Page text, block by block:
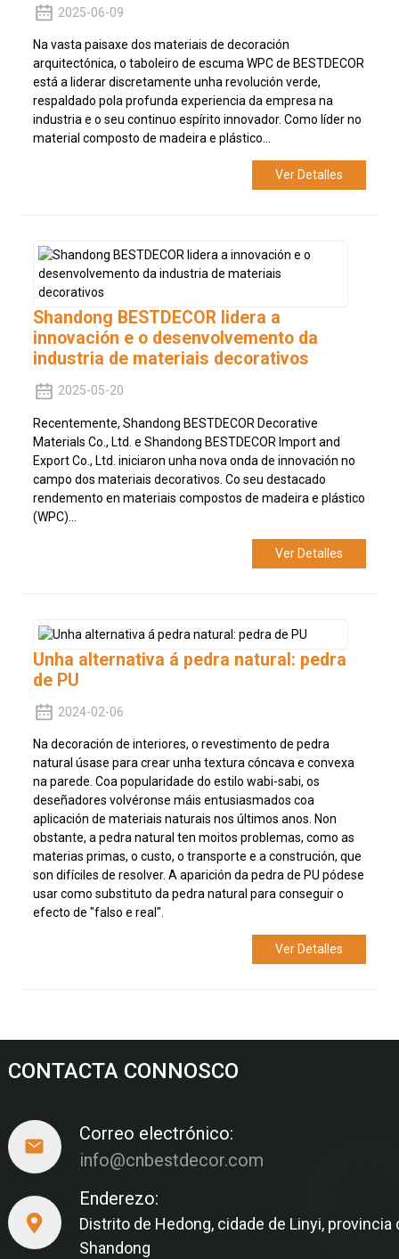
2025-06-09
Na vasta paisaxe dos materiais de decoración
arquitectónica, o taboleiro de escuma WPC de BESTDECOR
está a liderar discretamente unha revolución verde,
respaldado pola profunda experiencia da empresa na
industria e o seu continuo espírito innovador. Como líder no
material composto de madeira e plástico...
Ver Detalles
Shandong BESTDECOR lidera a
innovación e o desenvolvemento da
industria de materiais decorativos
2025-05-20
Recentemente, Shandong BESTDECOR Decorative
Materials Co., Ltd. e Shandong BESTDECOR Import and
Export Co., Ltd. iniciaron unha nova onda de innovación no
campo dos materiais decorativos. Co seu destacado
rendemento en materiais compostos de madeira e plástico
(WPC)...
Ver Detalles
Unha alternativa á pedra natural: pedra
de PU
2024-02-06
Na decoración de interiores, o revestimento de pedra
natural úsase para crear unha textura cóncava e convexa
na parede. Coa popularidade do estilo wabi-sabi, os
deseñadores volvéronse máis entusiasmados coa
aplicación de materiais naturais nos últimos anos. Non
obstante, a pedra natural ten moitos problemas, como as
materias primas, o custo, o transporte e a construción, que
son difíciles de resolver. A aparición da pedra de PU pódese
usar como substituto da pedra natural para conseguir o
efecto de "falso e real".
Ver Detalles
CONTACTA CONNOSCO
Correo electrónico:
info@cnbestdecor.com
Enderezo:
Distrito de Hedong, cidade de Linyi, provincia
Shandong